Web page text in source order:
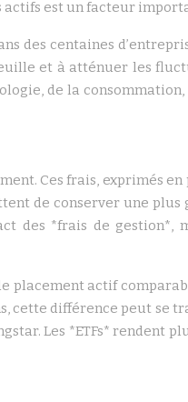
est un facteur
des centaines
et à atténuer les
de la
Ces frais, exprimés
de conserver une
des *frais de gestion*,
placement actif
cette différence peut se
Les *ETFs* rendent